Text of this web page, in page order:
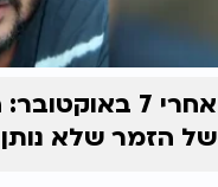
אחרי 7
של הזמר שלא נותן